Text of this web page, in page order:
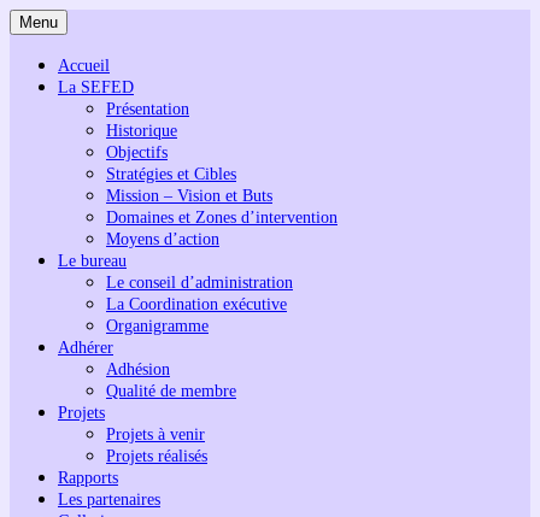
Menu
Accueil
La SEFED
Présentation
Historique
Objectifs
Stratégies et Cibles
Mission – Vision et Buts
Domaines et Zones d’intervention
Moyens d’action
Le bureau
Le conseil d’administration
La Coordination exécutive
Organigramme
Adhérer
Adhésion
Qualité de membre
Projets
Projets à venir
Projets réalisés
Rapports
Les partenaires